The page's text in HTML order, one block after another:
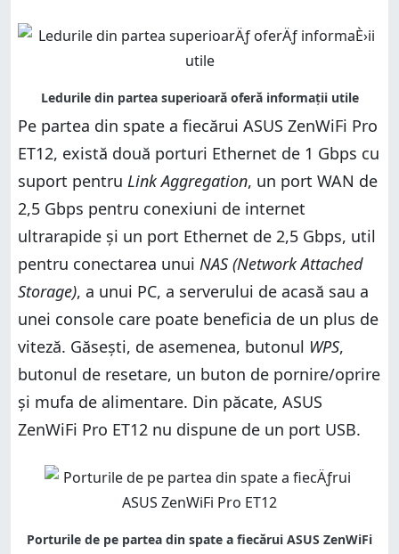
Pe partea din spate a fiecărui ASUS ZenWiFi Pro
ET12, există două porturi Ethernet de 1 Gbps cu
suport pentru Link Aggregation, un port WAN de
2,5 Gbps pentru conexiuni de internet
ultrarapide și un port Ethernet de 2,5 Gbps, util
pentru conectarea unui NAS (Network Attached
Storage), a unui PC, a serverului de acasă sau a
unei console care poate beneficia de un plus de
viteză. Găsești, de asemenea, butonul WPS,
butonul de resetare, un buton de pornire/oprire
și mufa de alimentare. Din păcate, ASUS
ZenWiFi Pro ET12 nu dispune de un port USB.